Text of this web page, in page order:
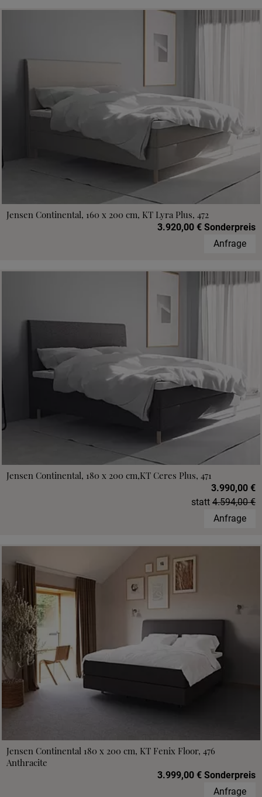
Jensen Continental, 160 x 200 cm, KT Lyra Plus, 472
3.920,00 € Sonderpreis
Anfrage
Jensen Continental, 180 x 200 cm,KT Ceres Plus, 471
3.990,00 €
statt 4.594,00 €
Anfrage
Jensen Continental 180 x 200 cm, KT Fenix Floor, 476
Anthracite
3.999,00 € Sonderpreis
Anfrage